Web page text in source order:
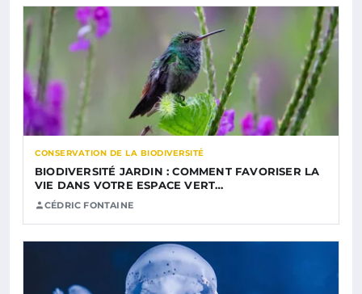
CONSERVATION DE LA BIODIVERSITÉ
BIODIVERSITÉ JARDIN : COMMENT FAVORISER LA
VIE DANS VOTRE ESPACE VERT…
CÉDRIC FONTAINE